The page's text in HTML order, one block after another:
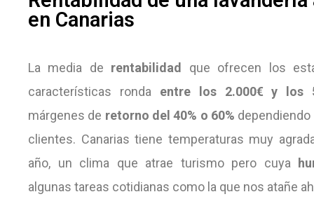
en Canarias
La media de rentabilidad que ofrecen los
características ronda entre los 2.000€ y los
márgenes de retorno del 40% o 60%
clientes. Canarias tiene temperaturas muy
año, un clima que atrae turismo pero cuya
algunas tareas cotidianas como la que nos atañe